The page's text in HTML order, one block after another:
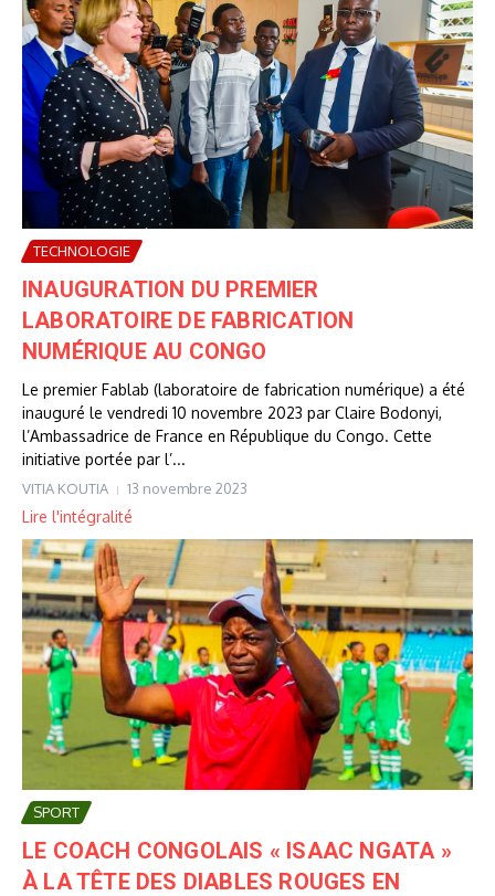
TECHNOLOGIE
INAUGURATION DU PREMIER
LABORATOIRE DE FABRICATION
NUMÉRIQUE AU CONGO
Le premier Fablab (laboratoire de fabrication numérique) a été
inauguré le vendredi 10 novembre 2023 par Claire Bodonyi,
l’Ambassadrice de France en République du Congo. Cette
initiative portée par l’...
VITIA KOUTIA 13 novembre 2023
Lire l'intégralité
SPORT
LE COACH CONGOLAIS « ISAAC NGATA »
À LA TÊTE DES DIABLES ROUGES EN